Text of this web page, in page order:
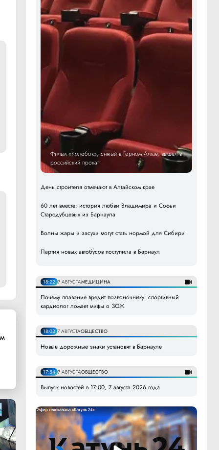
Фильм «Колобок», снятый в Горном Алтае, вышел в
российский прокат
День строителя отмечают в Алтайском крае
60 лет вместе: история любви Владимира и Софьи
Стародубцевых из Барнаула
Волны жары и засухи могут стать нормой для Сибири
Партия новых автобусов поступила в Барнаул
18:22 7 АВГУСТАМЕДИЦИНА
Почему плавание вредит позвоночнику: спортивный
кардиолог ломает мифы о ЗОЖ
18:03 7 АВГУСТАОБЩЕСТВО
Новые дорожные знаки установят в Барнауле
17:54 7 АВГУСТАОБЩЕСТВО
Выпуск новостей в 17:00, 7 августа 2026 года